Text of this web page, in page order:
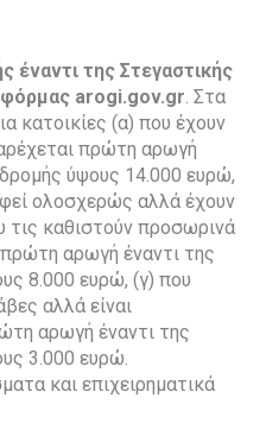
της Στεγαστικής
arogi.gov.gr . Στα
κατοικίες (α) που έχουν
πρώτη αρωγή
ύψους 14.000 ευρώ,
ολοσχερώς αλλά έχουν
τις καθιστούν προσωρινά
αρωγή έναντι της
8.000 ευρώ, (γ) που
αλλά είναι
αρωγή έναντι της
3.000 ευρώ.
και επιχειρηματικά